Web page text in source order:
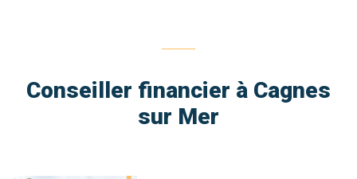
Conseiller financier à Cagnes
sur Mer